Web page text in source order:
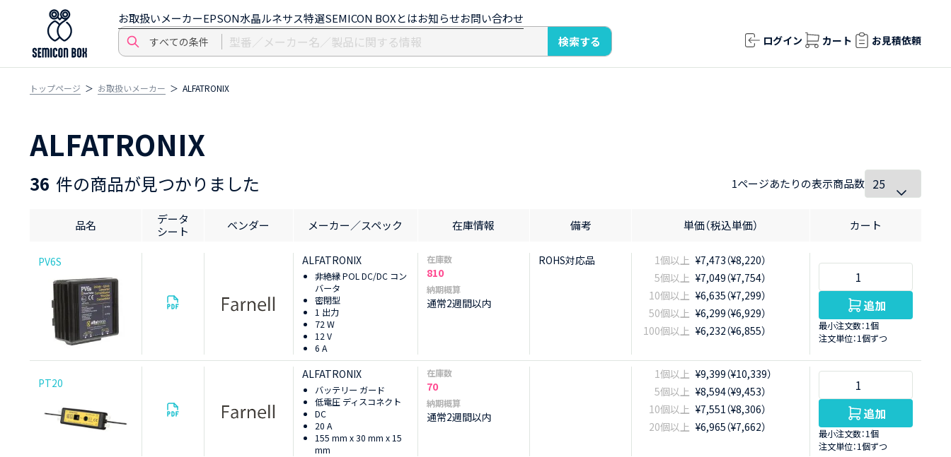
お取扱いメーカーEPSON水晶ルネサス特選SEMICON BOXとはお知らせお問い合わせ
検索する
ログイン カート お見積依頼
トップページ お取扱いメーカー ALFATRONIX
ALFATRONIX
36 件の商品が見つかりました 1ページあたりの表示商品数
品名
データ
シート
ベンダー メーカー／スペック 在庫情報 備考 単価（税込単価） カート
PV6S ALFATRONIX
非絶縁 POL DC/DC コン
バータ
密閉型
1 出力
72 W
12 V
6 A
在庫数
810
納期概算
通常2週間以内
ROHS対応品 1個以上 ¥7,473（¥8,220）
5個以上 ¥7,049（¥7,754）
10個以上 ¥6,635（¥7,299）
50個以上 ¥6,299（¥6,929）
100個以上 ¥6,232（¥6,855）
追加
最小注文数：1個
注文単位：1個ずつ
PT20
ALFATRONIX
バッテリー ガード
低電圧 ディスコネクト
DC
20 A
155 mm x 30 mm x 15
mm
在庫数
70
納期概算
通常2週間以内
1個以上 ¥9,399（¥10,339）
5個以上 ¥8,594（¥9,453）
10個以上 ¥7,551（¥8,306）
20個以上 ¥6,965（¥7,662）
追加
最小注文数：1個
注文単位：1個ずつ